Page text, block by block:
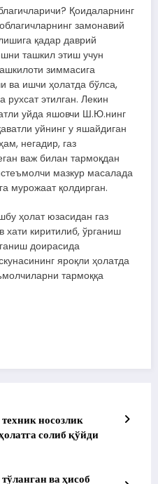
Қоидаларнинг
замонавий
қадар даврий
ташкил этиш учун
зиммасига
ва ишчи ҳолатда бўлса,
этилган. Лекин
уйда яшовчи Ш.Ю.нинг
уйнинг у яшайдиган
негадир, газ
важ билан тармоқдан
мазкур масалада
мурожаат қолдирган.
ҳолат юзасидан газ
хати киритилиб, ўрганиш
доирасида
яроқли ҳолатда
тармоққа
носозлик
солиб қўйди
ва ҳисоб